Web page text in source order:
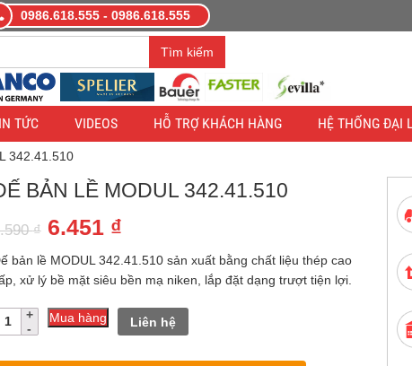
0986.618.555 - 0986.618.555
Tìm kiếm
TỨC VIDEOS HỖ TRỢ KHÁCH HÀNG HỆ THỐNG ĐẠI
342.41.510
BẢN LỀ MODUL 342.41.510
₫ Giá
gốc
là:
7.590 ₫.
6.451 ₫Giá
hiện
tại
là:
6.451 ₫.
bản lề MODUL 342.41.510 sản xuất bằng chất liệu thép cao
xử lý bề mặt siêu bền mạ niken, lắp đặt dạng trượt tiện lợi.
Mua hàng Liên hệ
mục đích thử nghiệm — các đơn hàng sẽ không có hiệu lực.